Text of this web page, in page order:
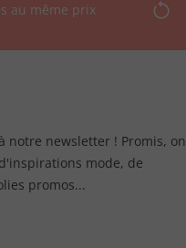
au même prix
notre newsletter ! Promis, on
mode, de
promos...